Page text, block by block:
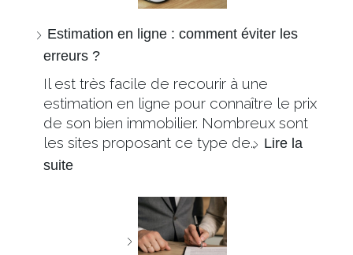
Estimation en ligne : comment éviter les
erreurs ?
Il est très facile de recourir à une
estimation en ligne pour connaître le prix
de son bien immobilier. Nombreux sont
les sites proposant ce type de… Lire la
suite